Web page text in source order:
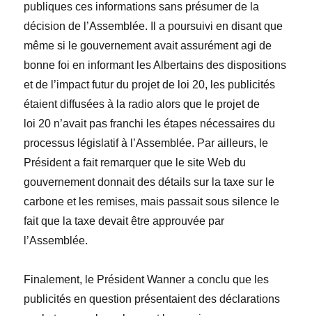
publiques ces informations sans présumer de la
décision de l’Assemblée. Il a poursuivi en disant que
même si le gouvernement avait assurément agi de
bonne foi en informant les Albertains des dispositions
et de l’impact futur du projet de loi 20, les publicités
étaient diffusées à la radio alors que le projet de
loi 20 n’avait pas franchi les étapes nécessaires du
processus législatifà l’Assemblée. Par ailleurs, le
Président a fait remarquer que le site Web du
gouvernement donnait des détails sur la taxe sur le
carbone et les remises, mais passait sous silence le
fait que la taxe devait être approuvée par
l’Assemblée.
Finalement, le Président Wanner a conclu que les
publicités en question présentaient des déclarations